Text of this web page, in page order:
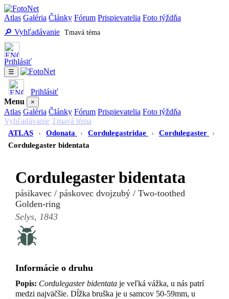
Atlas Galéria Články Fórum Prispievatelia Foto týždňa
🔎 Vyhľadávanie Tmavá téma
Prihlásiť
☰
Prihlásiť
Menu
×
Atlas Galéria Články Fórum Prispievatelia Foto týždňa
Vyhľadávanie Tmavá téma
ATLAS
› Odonata › Cordulegastridae › Cordulegaster
›
Cordulegaster bidentata
Cordulegaster bidentata
pásikavec / páskovec dvojzubý / Two-toothed
Golden-ring
Selys, 1843
Informácie o druhu
Popis: Cordulegaster bidentata je veľká vážka, u nás patrí
medzi najväčšie. Dĺžka bruška je u samcov 50-59mm, u